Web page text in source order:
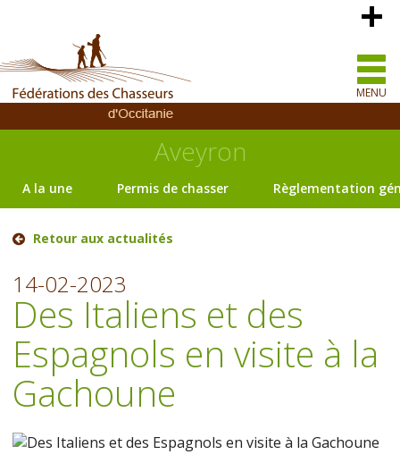
MENU
Aveyron
A la une Permis de chasser Règlementation
Retour aux actualités
14-02-2023
Des Italiens et des
Espagnols en visite à la
Gachoune